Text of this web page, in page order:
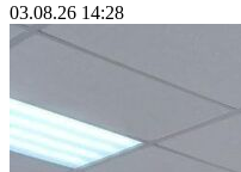
03.08.26 14:28